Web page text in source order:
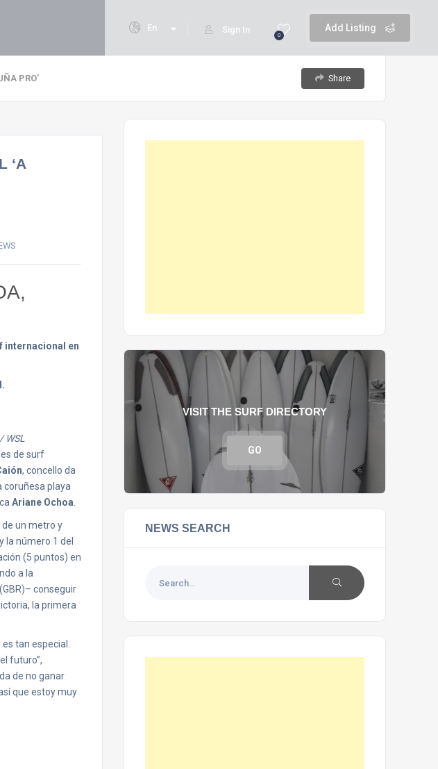
Add Listing
0
Sign In
En
PRO’ Share
‘A
internacional en
WSL
de surf
, concello da
coruñesa playa
Ariane Ochoa
de un metro y
y la número 1 del
(5 puntos) en
a la
conseguir
la primera
tan especial.
futuro”,
de no ganar
que estoy muy
VISIT THE SURF DIRECTORY
GO
NEWS SEARCH